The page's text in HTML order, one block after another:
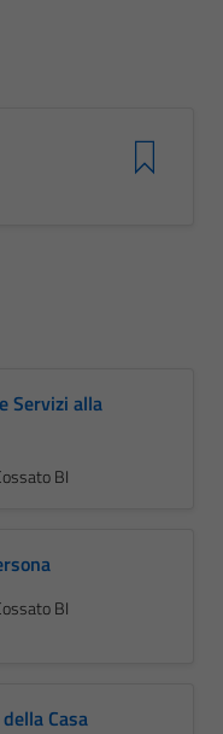
Servizi alla
BI
BI
Casa